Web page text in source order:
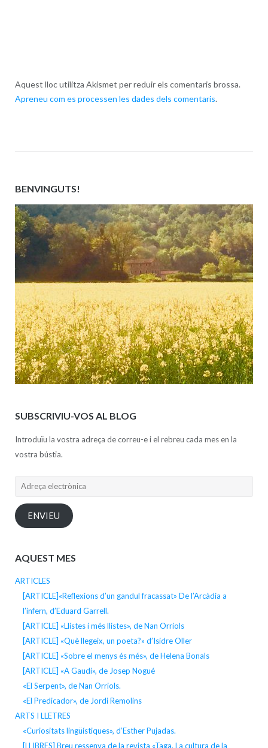
Aquest lloc utilitza Akismet per reduir els comentaris brossa.
Apreneu com es processen les dades dels comentaris.
BENVINGUTS!
SUBSCRIVIU-VOS AL BLOG
Introduïu la vostra adreça de correu-e i el rebreu cada mes en la
vostra bústia.
Adreça
ENVIEU
AQUEST MES
ARTICLES
[ARTICLE]«Reflexions d’un gandul fracassat» De l’Arcàdia a
l’infern, d’Eduard Garrell.
[ARTICLE] «Llistes i més llistes», de Nan Orriols
[ARTICLE] «Què llegeix, un poeta?» d’Isidre Oller
[ARTICLE] «Sobre el menys és més», de Helena Bonals
[ARTICLE] «A Gaudí», de Josep Nogué
«El Serpent», de Nan Orriols.
«El Predicador», de Jordi Remolins
ARTS I LLETRES
«Curiositats lingüístiques», d’Esther Pujadas.
[LLIBRES] Breu ressenya de la revista «Taga. La cultura de la